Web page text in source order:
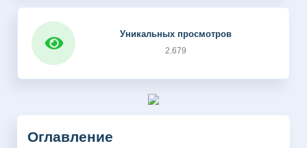
Уникальных просмотров
2.679
Оглавление